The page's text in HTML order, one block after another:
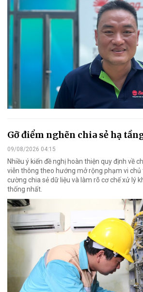
Gỡ điểm nghẽn chia sẻ hạ
09/08/2026 04:15
Nhiều ý kiến đề nghị hoàn thiện quy định về
viễn thông theo hướng mở rộng phạm vi
cường chia sẻ dữ liệu và làm rõ cơ chế xử lý
thống nhất.